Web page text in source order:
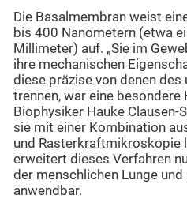
Die Basalmembran weist
bis 400 Nanometern (etwa
Millimeter) auf. „Sie im
ihre mechanischen
diese präzise von denen
trennen, war eine besondere
Biophysiker Hauke Clausen-
sie mit einer Kombination
und Rasterkraftmikroskopie
erweitert dieses Verfahren
der menschlichen Lunge
anwendbar.